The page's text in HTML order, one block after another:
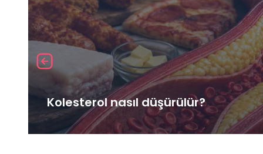
Kolesterol nasıl düşürülür?